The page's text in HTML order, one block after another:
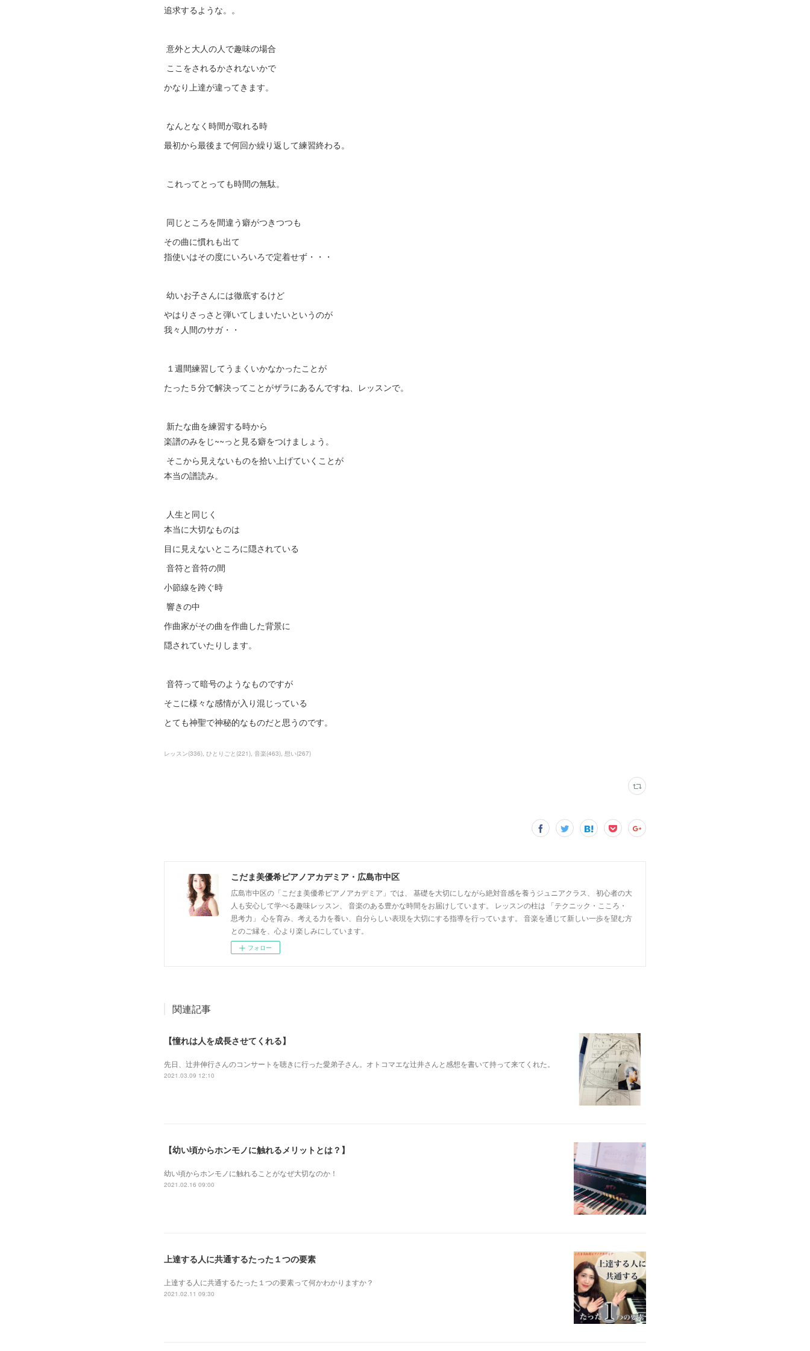
追求するような。。
意外と大人の人で趣味の場合
ここをされるかされないかで
かなり上達が違ってきます。
なんとなく時間が取れる時
最初から最後まで何回か繰り返して練習終わる。
これってとっても時間の無駄。
同じところを間違う癖がつきつつも
その曲に慣れも出て
指使いはその度にいろいろで定着せず・・・
幼いお子さんには徹底するけど
やはりさっさと弾いてしまいたいというのが
我々人間のサガ・・
１週間練習してうまくいかなかったことが
たった５分で解決ってことがザラにあるんですね、レッスンで。
新たな曲を練習する時から
楽譜のみをじ~~っと見る癖をつけましょう。
そこから見えないものを拾い上げていくことが
本当の譜読み。
人生と同じく
本当に大切なものは
目に見えないところに隠されている
音符と音符の間
小節線を跨ぐ時
響きの中
作曲家がその曲を作曲した背景に
隠されていたりします。
音符って暗号のようなものですが
そこに様々な感情が入り混じっている
とても神聖で神秘的なものだと思うのです。
レッスン(336) ひとりごと (221) 音楽(463) 想い(267)
こだま美優希ピアノアカデミア・広島市中区
広島市中区の「こだま美優希ピアノアカデミア」では、 基礎を大切にしながら絶対音感を養うジュニアクラス、 初心者の大
人も安心して学べる趣味レッスン、 音楽のある豊かな時間をお届けしています。 レッスンの柱は 「テクニック・こころ・
思考力」 心を育み、考える力を養い、自分らしい表現を大切にする指導を行っています。 音楽を通じて新しい一歩を望む方
とのご縁を、心より楽しみにしています。
フォロー
関連記事
【憧れは人を成長させてくれる】
先日、辻井伸行さんのコンサートを 聴きに行った愛弟子さん。 オトコマエな辻井さんと 感想を書いて持って来てくれた。
2021.03.09 12:10
【幼い頃からホンモノに触れるメリットとは？】
幼い頃からホンモノに 触れることがなぜ大切なのか！
2021.02.16 09:00
上達する人に共通するたった１つの要素
上達する人に共通するたった１つの要素って何かわかりますか？
2021.02.11 09:30